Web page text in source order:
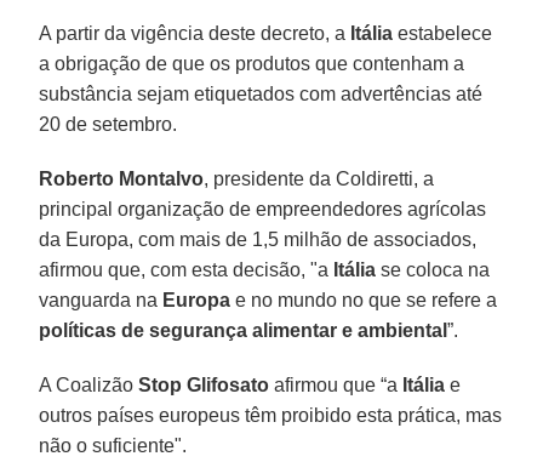
A partir da vigência deste decreto, a Itália estabelece
a obrigação de que os produtos que contenham a
substância sejam etiquetados com advertências até
20 de setembro.
Roberto Montalvo, presidente da Coldiretti, a
principal organização de empreendedores agrícolas
da Europa, com mais de 1,5 milhão de associados,
afirmou que, com esta decisão, "a Itália se coloca na
vanguarda na Europa e no mundo no que se refere a
políticas de segurança alimentar e ambiental”.
A CoalizãoStop Glifosato afirmou que “a Itália e
outros países europeus têm proibido esta prática, mas
não o suficiente".